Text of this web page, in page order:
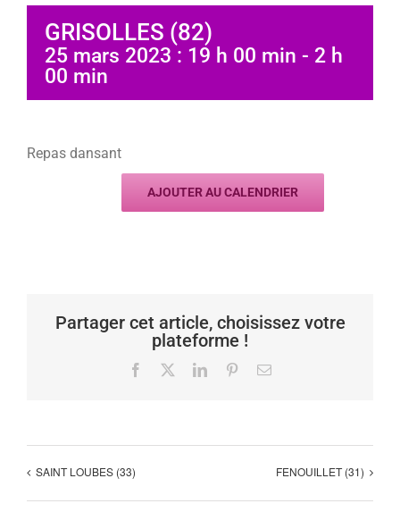
GRISOLLES (82)
25 mars 2023 : 19 h 00 min - 2 h
00 min
Repas dansant
AJOUTER AU CALENDRIER
Partager cet article, choisissez votre
plateforme !
Facebook LinkedInPinterestEmail
SAINT LOUBES (33) FENOUILLET (31)